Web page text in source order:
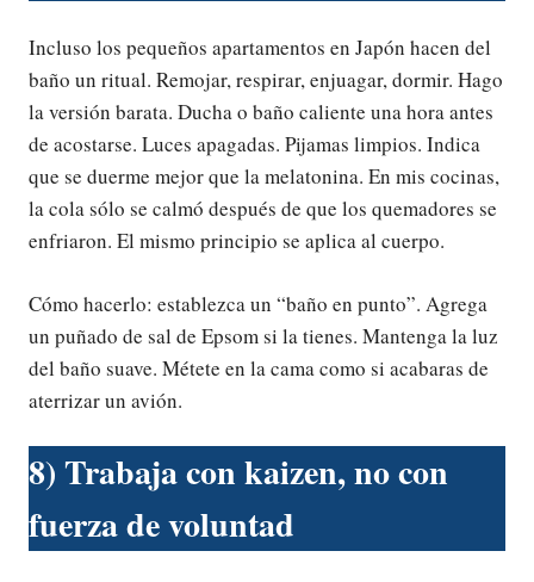
Incluso los pequeños apartamentos en Japón hacen del
baño un ritual. Remojar, respirar, enjuagar, dormir. Hago
la versión barata. Ducha o baño caliente una hora antes
de acostarse. Luces apagadas. Pijamas limpios. Indica
que se duerme mejor que la melatonina. En mis cocinas,
la cola sólo se calmó después de que los quemadores se
enfriaron. El mismo principio se aplica al cuerpo.
Cómo hacerlo: establezca un “baño en punto”. Agrega
un puñado de sal de Epsom si la tienes. Mantenga la luz
del baño suave. Métete en la cama como si acabaras de
aterrizar un avión.
8) Trabaja con kaizen, no con
fuerza de voluntad